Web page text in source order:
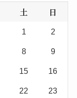
土 日
1 2
8 9
15 16
22 23